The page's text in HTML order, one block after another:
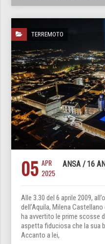
TERREMOTO
05 APR
2025
ANSA / 16
Alle 3.30 del 6 aprile 2009,
dell’Aquila, Milena
ha avvertito le prime scosse
aspetta fiduciosa che la sua
Accanto a lei,